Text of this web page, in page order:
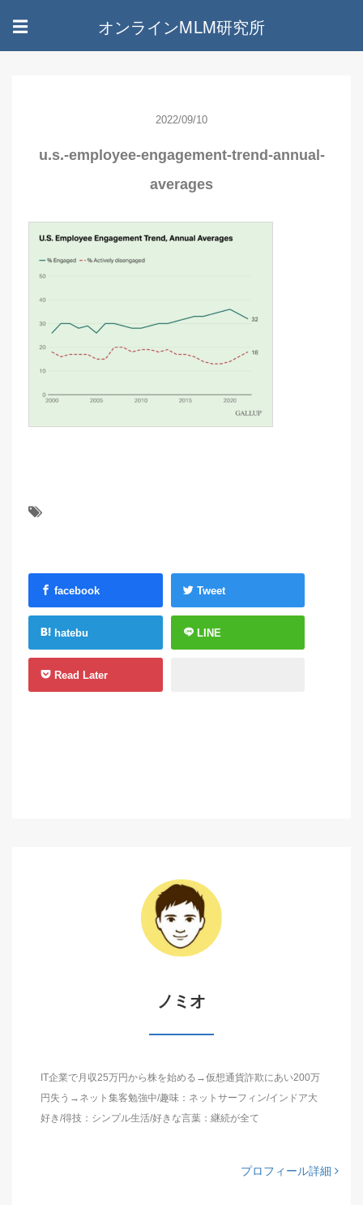
☰ オンラインMLM研究所
2022/09/10
u.s.-employee-engagement-trend-annual-
averages
facebook Tweet
hatebu LINE
Read Later
ノミオ
IT企業で月収25万円から株を始める→仮想通貨詐欺にあい200万
円失う→ネット集客勉強中/趣味：ネットサーフィン/インドア大
好き/得技：シンプル生活/好きな言葉：継続が全て
プロフィール詳細